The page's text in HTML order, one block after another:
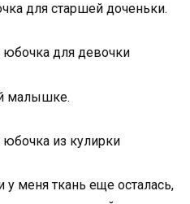
для старшей доченьки.
для девочки
малышке.
из кулирки
у меня ткань еще осталась,